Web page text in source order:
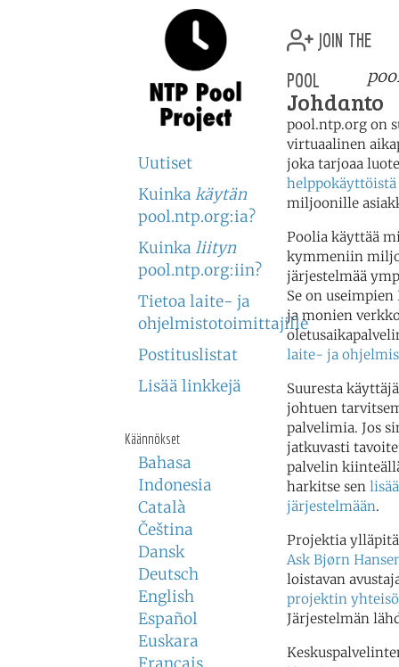
Uutiset
Kuinka käytän
pool.ntp.org:ia?
Kuinka liityn
pool.ntp.org:iin?
Tietoa laite- ja
ohjelmistotoimittajille
Postituslistat
Lisää linkkejä
Käännökset
Bahasa
Indonesia
Català
Čeština
Dansk
Deutsch
English
Español
Euskara
join the
pool
Johdanto
pool.ntp.org on
virtuaalinen
joka tarjoaa
helppokäyttöistä
miljoonille
Poolia käyttää
kymmeniin
järjestelmää
Se on
ja monien
laite- ja
Suuresta
johtuen
palvelimia. Jos
jatkuvasti
palvelin
harkitse sen
järjestelmään.
Projektia
Ask Bjørn
loistavan
projektin
Järjestelmän